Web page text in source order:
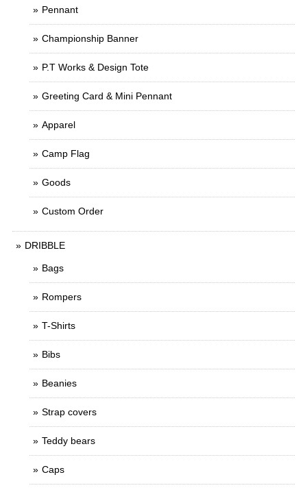
Pennant
Championship Banner
P.T Works & Design Tote
Greeting Card & Mini Pennant
Apparel
Camp Flag
Goods
Custom Order
DRIBBLE
Bags
Rompers
T-Shirts
Bibs
Beanies
Strap covers
Teddy bears
Caps